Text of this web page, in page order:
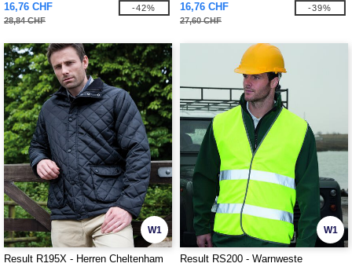
16,76 CHF
28,84 CHF
-42% 16,76 CHF
27,60 CHF
-39%
W1
Result R195X - Herren Cheltenham
W1
Result RS200 - Warnweste